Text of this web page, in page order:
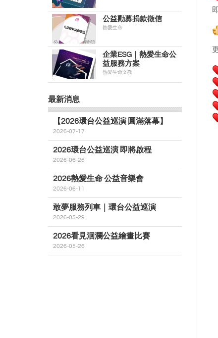
公益勸募捐款徵信
熱愛生命
企業ESG｜熱愛生命公
益服務方案
熱愛生命文教
最新消息
【2026環台公益巡演 圓滿落幕】
2026-07-17
2026環台公益巡演 即將啟程
2026-06-26
2026熱愛生命 公益音樂會
2026-06-11
敢夢服務列車｜環台公益巡演
2026-05-29
2026看見洄瀾公益繪畫比賽
2026-05-26